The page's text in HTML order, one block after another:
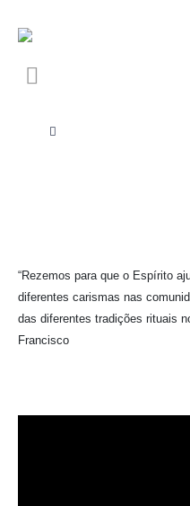
“Rezemos para que o Espírito
diferentes carismas nas
das diferentes tradições rituais
Francisco